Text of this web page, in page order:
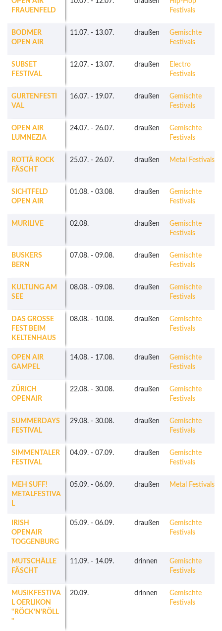
FRAUENFELD
Festivals
BODMER
OPEN AIR
11.07. - 13.07. draußen
Gemischte
Festivals
SUBSET
FESTIVAL
12.07. - 13.07. draußen
Electro
Festivals
GURTENFESTI
VAL
16.07. - 19.07. draußen
Gemischte
Festivals
OPEN AIR
LUMNEZIA
24.07. - 26.07. draußen
Gemischte
Festivals
ROTTÄ ROCK
FÄSCHT
25.07. - 26.07. draußen Metal Festivals
SICHTFELD
OPEN AIR
01.08. - 03.08. draußen
Gemischte
Festivals
MURILIVE 02.08. draußen
Gemischte
Festivals
BUSKERS
BERN
07.08. - 09.08. draußen
Gemischte
Festivals
KULTLING AM
SEE
08.08. - 09.08. draußen
Gemischte
Festivals
DAS GROSSE
FEST BEIM
KELTENHAUS
08.08. - 10.08. draußen
Gemischte
Festivals
OPEN AIR
GAMPEL
14.08. - 17.08. draußen
Gemischte
Festivals
ZÜRICH
OPENAIR
22.08. - 30.08. draußen
Gemischte
Festivals
SUMMERDAYS
FESTIVAL
29.08. - 30.08. draußen
Gemischte
Festivals
SIMMENTALER
FESTIVAL
04.09. - 07.09. draußen
Gemischte
Festivals
MEH SUFF!
METALFESTIVA
L
05.09. - 06.09. draußen Metal Festivals
IRISH
OPENAIR
TOGGENBURG
05.09. - 06.09. draußen
Gemischte
Festivals
MUTSCHÄLLE
FÄSCHT
11.09. - 14.09. drinnen
Gemischte
Festivals
MUSIKFESTIVA
L OERLIKON
"RÖCK'N'RÖLL
"
20.09. drinnen
Gemischte
Festivals